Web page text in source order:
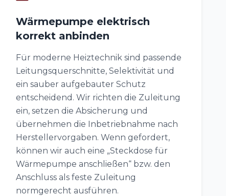
Wärmepumpe elektrisch
korrekt anbinden
Für moderne Heiztechnik sind passende
Leitungsquerschnitte, Selektivität und
ein sauber aufgebauter Schutz
entscheidend. Wir richten die Zuleitung
ein, setzen die Absicherung und
übernehmen die Inbetriebnahme nach
Herstellervorgaben. Wenn gefordert,
können wir auch eine „Steckdose für
Wärmepumpe anschließen“ bzw. den
Anschluss als feste Zuleitung
normgerecht ausführen.